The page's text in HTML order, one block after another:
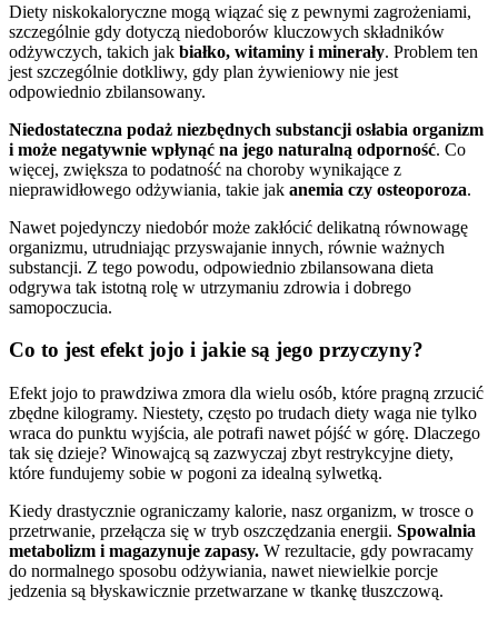
Diety niskokaloryczne mogą wiązać się z pewnymi zagrożeniami,
szczególnie gdy dotyczą niedoborów kluczowych składników
odżywczych, takich jak białko, witaminy i minerały. Problem ten
jest szczególnie dotkliwy, gdy plan żywieniowy nie jest
odpowiednio zbilansowany.
Niedostateczna podaż niezbędnych substancji osłabia organizm
i może negatywnie wpłynąć na jego naturalną odporność. Co
więcej, zwiększa to podatność na choroby wynikające z
nieprawidłowego odżywiania, takie jak anemia czy osteoporoza.
Nawet pojedynczy niedobór może zakłócić delikatną równowagę
organizmu, utrudniając przyswajanie innych, równie ważnych
substancji. Z tego powodu, odpowiednio zbilansowana dieta
odgrywa tak istotną rolę w utrzymaniu zdrowia i dobrego
samopoczucia.
Co to jest efekt jojo i jakie są jego przyczyny?
Efekt jojo to prawdziwa zmora dla wielu osób, które pragną zrzucić
zbędne kilogramy. Niestety, często po trudach diety waga nie tylko
wraca do punktu wyjścia, ale potrafi nawet pójść w górę. Dlaczego
tak się dzieje? Winowajcą są zazwyczaj zbyt restrykcyjne diety,
które fundujemy sobie w pogoni za idealną sylwetką.
Kiedy drastycznie ograniczamy kalorie, nasz organizm, w trosce o
przetrwanie, przełącza się w tryb oszczędzania energii. Spowalnia
metabolizm i magazynuje zapasy. W rezultacie, gdy powracamy
do normalnego sposobu odżywiania, nawet niewielkie porcje
jedzenia są błyskawicznie przetwarzane w tkankę tłuszczową.